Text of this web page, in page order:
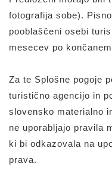
fotografija sobe).
pooblaščeni osebi
mesecev po
Za te Splošne pogoje
turistično agencijo in
slovensko materialno
ne uporabljajo pravila
ki bi odkazovala na
prava.